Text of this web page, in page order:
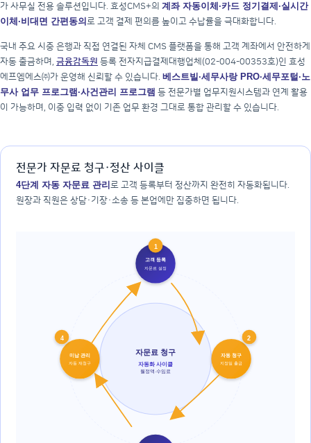
가 사무실 전용 솔루션입니다. 효성CMS+의 계좌 자동이체·카드 정기결제·실시간
이체·비대면 간편동의 로 고객 결제 편의를 높이고 수납률을 극대화합니다.
국내 주요 시중 은행과 직접 연결된 자체 CMS 플랫폼을 통해 고객 계좌에서 안전하게
자동 출금하며, 금융감독원 등록 전자지급결제대행업체(02-004-00353호)인 효성
에프엠에스㈜가 운영해 신뢰할 수 있습니다. 베스트빌·세무사랑 PRO·세무포털·노
무사 업무 프로그램·사건관리 프로그램 등 전문가별 업무지원시스템과 연계 활용
이 가능하며, 이중 입력 없이 기존 업무 환경 그대로 통합 관리할 수 있습니다.
전문가 자문료 청구·정산 사이클
4단계 자동 자문료 관리 로 고객 등록부터 정산까지 완전히 자동화됩니다.
원장과 직원은 상담·기장·소송 등 본업에만 집중하면 됩니다.
자문료 청구
자동화 사이클
월정액·수임료
고객 등록
자문료 설정
자동 청구
지정일 출금
미납 관리
자동 재청구
1
2
4